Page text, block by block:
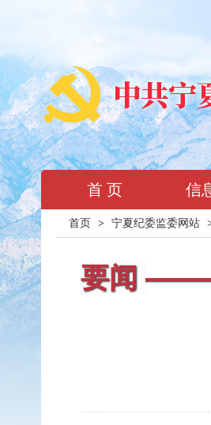
首 页 信
首页 > 宁夏纪委监委网站
要闻